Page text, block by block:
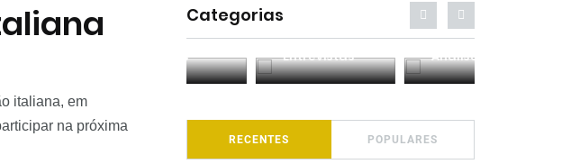
italiana, em
na próxima
Categorias
Entrevistas Análises
RECENTES POPULARES